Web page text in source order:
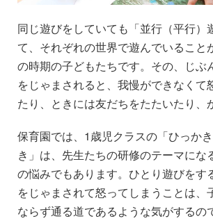
同じ遊びをしていても「並行（平行）
て、それぞれの世界で遊んでいること
の時期の子どもたちです。その、じぶ
をじゃまされると、我慢ができなくて
たり、ときには友だちをたたいたり、
保育園では、1歳児クラスの「ひっか
き」は、先生たちの研修のテーマにな
の悩みでもあります。ひとり遊びをす
をじゃまされて怒ってしまうことは、
ならず通る道であるような気がするの